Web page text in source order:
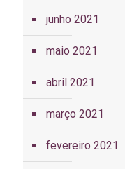
junho 2021
maio 2021
abril 2021
março 2021
fevereiro 2021